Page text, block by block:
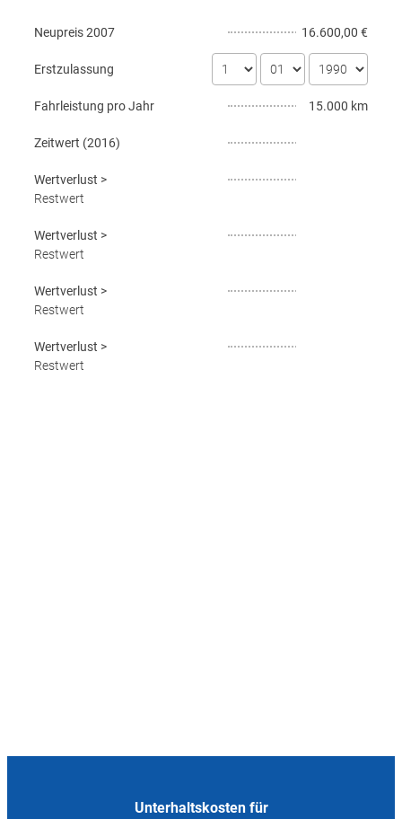
Neupreis2007 16.600,00 €
Erstzulassung
Fahrleistung pro Jahr 15.000 km
Zeitwert (2016)
Wertverlust >
Restwert
Wertverlust >
Restwert
Wertverlust >
Restwert
Wertverlust >
Restwert
Unterhaltskosten für